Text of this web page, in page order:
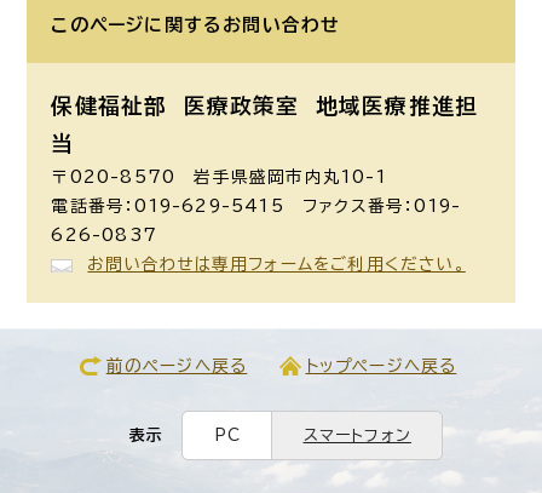
このページに関する お問い合わせ
保健福祉部 医療政策室
地域医療推進担
当
〒020-8570 岩手県盛岡市内丸10-1
電話番号：019-629-5415 ファクス番号：019-
626-0837
お問い合わせは専用フォームをご利用ください。
前のページへ戻る トップページへ戻る
表示 PC スマートフォン